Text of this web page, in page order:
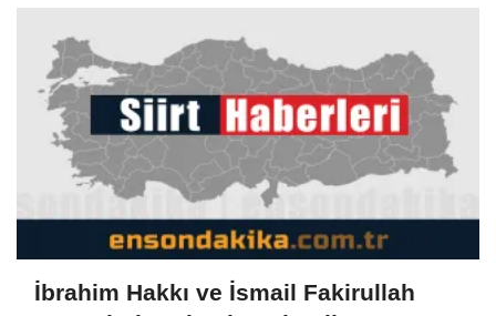
İbrahim Hakkı ve İsmail Fakirullah